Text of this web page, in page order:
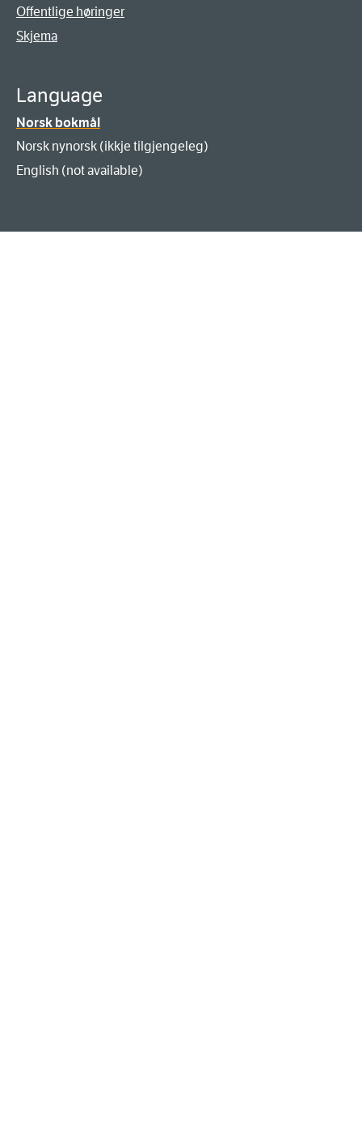
Offentlige høringer
Skjema
Language
Norsk bokmål
Norsk nynorsk (ikkje tilgjengeleg)
English (not available)